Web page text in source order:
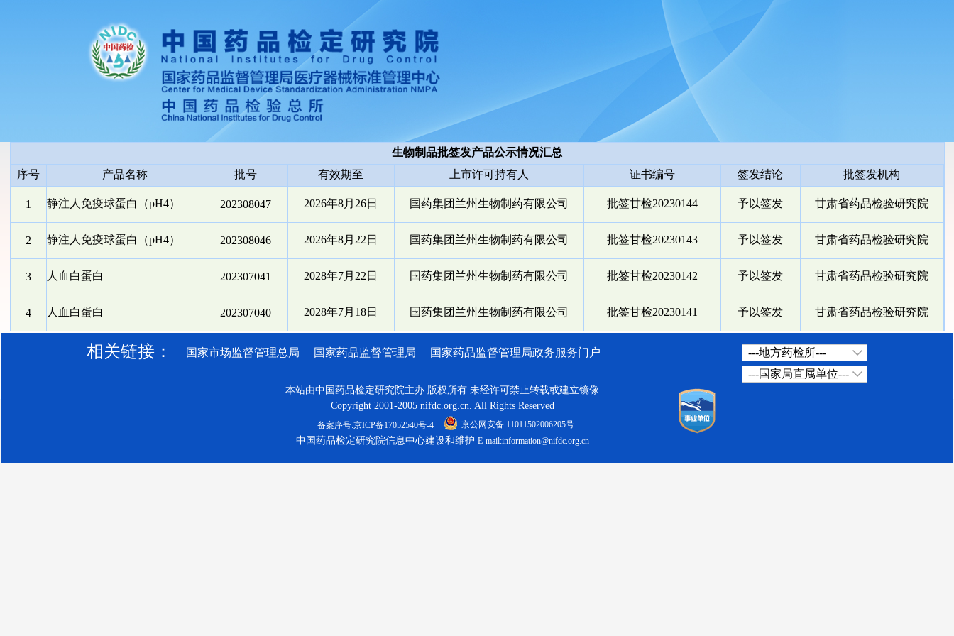
生物制品批签发产品公示情况汇总
序号
产品名称 批号 有效期至 上市许可持有人 证书编号 签发结论 批签发机构
1 静注人免疫球蛋白（pH4） 202308047 2026年8月26日 国药集团兰州生物制药有限公司 批签甘检20230144 予以签发 甘肃省药品检验研究院
2 静注人免疫球蛋白（pH4） 202308046 2026年8月22日 国药集团兰州生物制药有限公司 批签甘检20230143 予以签发 甘肃省药品检验研究院
3 人血白蛋白 202307041 2028年7月22日 国药集团兰州生物制药有限公司 批签甘检20230142 予以签发 甘肃省药品检验研究院
4 人血白蛋白 202307040 2028年7月18日 国药集团兰州生物制药有限公司 批签甘检20230141 予以签发 甘肃省药品检验研究院
相关链接： 国家市场监督管理总局 国家药品监督管理局 国家药品监督管理局政务服务门户
---地方药检所---
---国家局直属单位---
本站由中国药品检定研究院主办 版权所有 未经许可禁止转载或建立镜像
Copyright 2001-2005 nifdc.org.cn. All Rights Reserved
备案序号:京ICP备17052540号-4 京公网安备 11011502006205号
中国药品检定研究院信息中心建设和维护 E-mail:information@nifdc.org.cn